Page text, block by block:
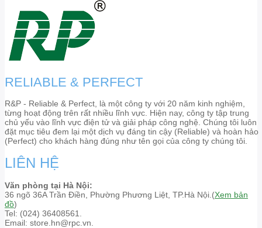
RELIABLE & PERFECT
R&P - Reliable & Perfect, là một công ty với 20 năm kinh nghiệm,
từng hoạt động trên rất nhiều lĩnh vực. Hiện nay, công ty tập trung
chủ yếu vào lĩnh vực điện tử và giải pháp công nghệ. Chúng tôi luôn
đặt mục tiêu đem lại một dịch vụ đáng tin cậy (Reliable) và hoàn hảo
(Perfect) cho khách hàng đúng như tên gọi của công ty chúng tôi.
LIÊN HỆ
Văn phòng tại Hà Nội:
36 ngõ 36A Trần Điền, Phường Phương Liệt, TP.Hà Nội.(Xem bản
đồ)
Tel: (024) 36408561.
Email: store.hn@rpc.vn.